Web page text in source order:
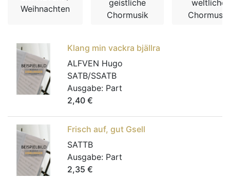
Weihnachten
geistliche
Chormusik
weltliche
Chormusik
Klang min vackra bjällra
ALFVEN Hugo
SATB/SSATB
Ausgabe: Part
2,40 €
Frisch auf, gut Gsell
SATTB
Ausgabe: Part
2,35 €